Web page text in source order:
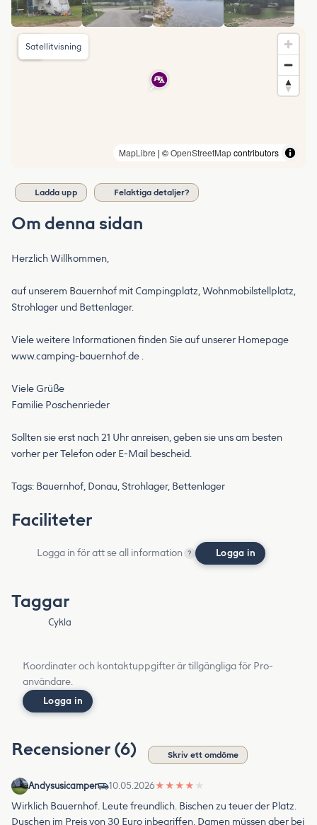
MapLibre | ©OpenStreetMapcontributors
Satellitvisning
Ladda upp Felaktiga detaljer?
Om denna sidan
Herzlich Willkommen,
auf unserem Bauernhof mit Campingplatz, Wohnmobilstellplatz,
Strohlager und Bettenlager.
Viele weitere Informationen finden Sie auf unserer Homepage
www.camping-bauernhof.de .
Viele Grüße
Familie Poschenrieder
Sollten sie erst nach 21 Uhr anreisen, geben sie uns am besten
vorher per Telefon oder E-Mail bescheid.
Tags: Bauernhof, Donau, Strohlager, Bettenlager
Faciliteter
Logga in för att se all information ? Logga in
Taggar
Cykla
Koordinater och kontaktuppgifter är tillgängliga för Pro-
användare.
Logga in
Recensioner (6) Skriv ett omdöme
Andysusicamper 10.05.2026★ ★ ★ ★ ★
Wirklich Bauernhof. Leute freundlich. Bischen zu teuer der Platz.
Duschen im Preis von 30 Euro inbegriffen. Damen müssen aber bei